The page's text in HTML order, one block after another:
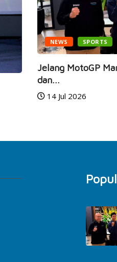
NEWS SPORTS
Jelang MotoGP
dan...
14 Jul 2026